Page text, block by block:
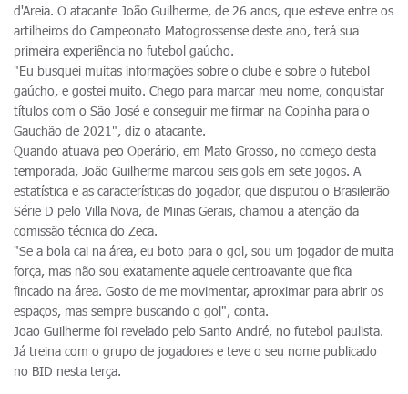
d'Areia. O atacante João Guilherme, de 26 anos, que esteve entre os
artilheiros do Campeonato Matogrossense deste ano, terá sua
primeira experiência no futebol gaúcho.
"Eu busquei muitas informações sobre o clube e sobre o futebol
gaúcho, e gostei muito. Chego para marcar meu nome, conquistar
títulos com o São José e conseguir me firmar na Copinha para o
Gauchão de 2021", diz o atacante.
Quando atuava peo Operário, em Mato Grosso, no começo desta
temporada, João Guilherme marcou seis gols em sete jogos. A
estatística e as características do jogador, que disputou o Brasileirão
Série D pelo Villa Nova, de Minas Gerais, chamou a atenção da
comissão técnica do Zeca.
"Se a bola cai na área, eu boto para o gol, sou um jogador de muita
força, mas não sou exatamente aquele centroavante que fica
fincado na área. Gosto de me movimentar, aproximar para abrir os
espaços, mas sempre buscando o gol", conta.
Joao Guilherme foi revelado pelo Santo André, no futebol paulista.
Já treina com o grupo de jogadores e teve o seu nome publicado
no BID nesta terça.